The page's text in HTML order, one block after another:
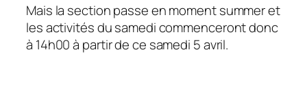
Mais la section passe en moment summer et
les activités du samedi commenceront donc
à 14h00 à partir de ce samedi 5 avril.